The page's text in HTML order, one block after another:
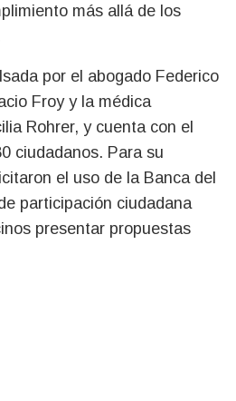
más allá de los
por el abogado Federico
Froy y la médica
Rohrer, y cuenta con el
ciudadanos. Para su
el uso de la Banca del
participación ciudadana
presentar propuestas